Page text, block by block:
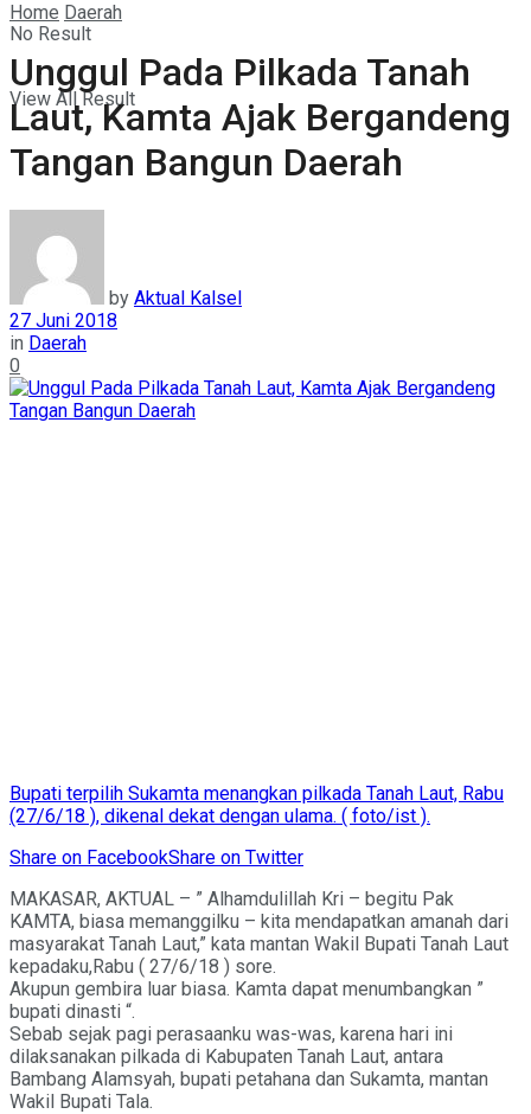
No Result
View All Result
Home Daerah
Unggul Pada Pilkada Tanah
Laut, Kamta Ajak Bergandeng
Tangan Bangun Daerah
by Aktual Kalsel
27 Juni 2018
in Daerah
0
Bupati terpilih Sukamta menangkan pilkada Tanah Laut, Rabu
(27/6/18 ), dikenal dekat dengan ulama. ( foto/ist ).
Share on FacebookShare on Twitter
MAKASAR, AKTUAL – ” Alhamdulillah Kri – begitu Pak
KAMTA, biasa memanggilku – kita mendapatkan amanah dari
masyarakat Tanah Laut,” kata mantan Wakil Bupati Tanah Laut
kepadaku,Rabu ( 27/6/18 ) sore.
Akupun gembira luar biasa. Kamta dapat menumbangkan ”
bupati dinasti “.
Sebab sejak pagi perasaanku was-was, karena hari ini
dilaksanakan pilkada di Kabupaten Tanah Laut, antara
Bambang Alamsyah, bupati petahana dan Sukamta, mantan
Wakil Bupati Tala.